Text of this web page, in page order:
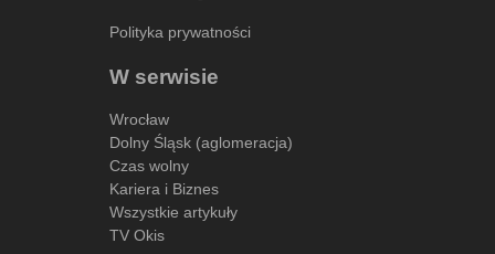
Polityka prywatności
W serwisie
Wrocław
Dolny Śląsk (aglomeracja)
Czas wolny
Kariera i Biznes
Wszystkie artykuły
TV Okis